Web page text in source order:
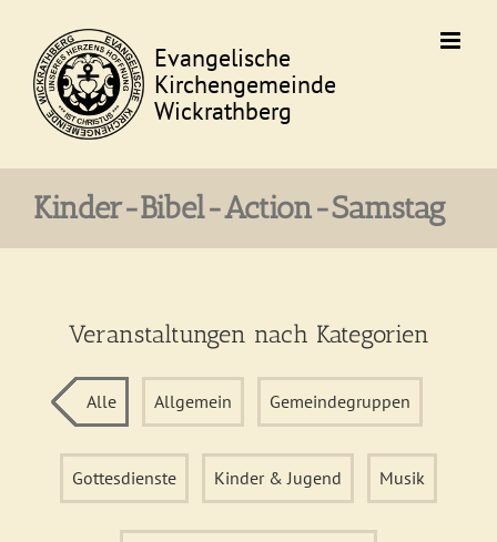
content
Kinder-Bibel-Action-Samstag
Veranstaltungen nach Kategorien
Alle Allgemein Gemeindegruppen
Gottesdienste Kinder & Jugend Musik